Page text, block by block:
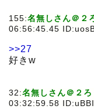
155:名無しさん＠２
06:56:45.45
>>27
好きw
32:名無しさん＠２
03:32:59.58